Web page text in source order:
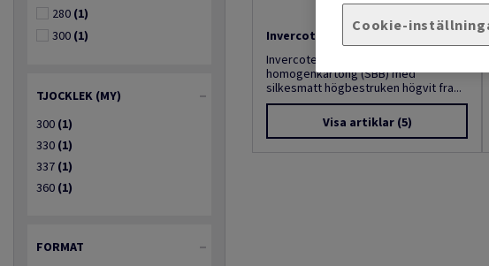
280 (1)
300 (1)
TJOCKLEK (MY)
300 (1)
330 (1)
337 (1)
360 (1)
FORMAT
Invercote G
Invercote G är en oliksidig
homogenkartong (SBB) med
silkesmatt högbestruken högvit fra...
Visa artiklar(5)
Cookie-